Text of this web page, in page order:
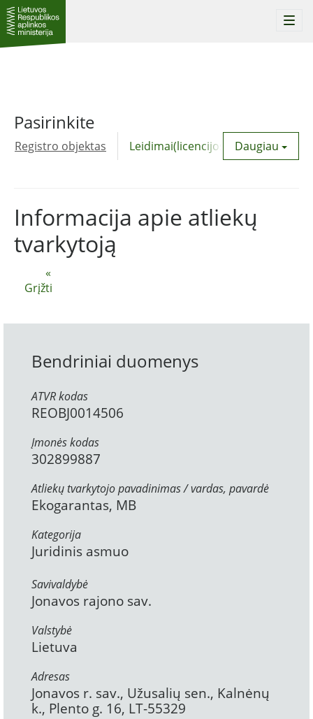
Pasirinkite
Registro objektas Leidimai(licencijos) Daugiau
«
Grįžti
Informacija apie atliekų
tvarkytoją
Bendriniai duomenys
ATVR kodas
REOBJ0014506
Įmonės kodas
302899887
Atliekų tvarkytojo pavadinimas / vardas, pavardė
Ekogarantas, MB
Kategorija
Juridinis asmuo
Savivaldybė
Jonavos rajono sav.
Valstybė
Lietuva
Adresas
Jonavos r. sav., Užusalių sen., Kalnėnų
k., Plento g. 16, LT-55329